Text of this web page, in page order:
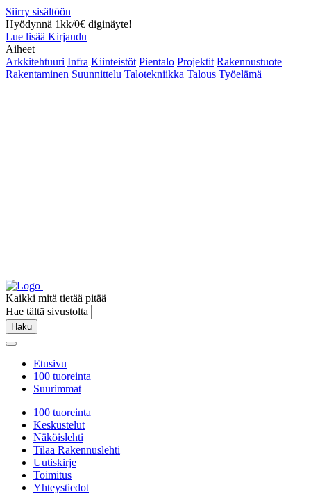
Siirry sisältöön
Hyödynnä 1kk/0€ diginäyte!
Lue lisää Kirjaudu
Aiheet
Arkkitehtuuri Infra Kiinteistöt Pientalo Projektit Rakennustuote
Rakentaminen Suunnittelu Talotekniikka Talous Työelämä
Kaikki mitä tietää pitää
Hae tältä sivustolta
Haku
Etusivu
100 tuoreinta
Suurimmat
100 tuoreinta
Keskustelut
Näköislehti
Tilaa Rakennuslehti
Uutiskirje
Toimitus
Yhteystiedot